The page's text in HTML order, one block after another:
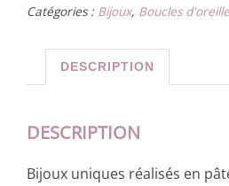
Catégories : Bijoux, Boucles
DESCRIPTION
DESCRIPTION
Bijoux uniques réalisés en